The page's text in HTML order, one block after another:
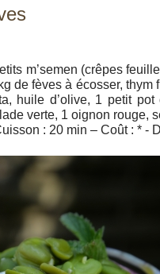
m’semen (crêpes
de fèves à écosser, thym
huile d’olive, 1 petit
verte, 1 oignon rouge,
: 20 min – Coût : * -